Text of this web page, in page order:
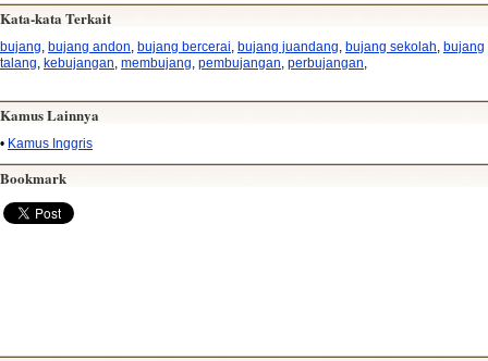
Kata-kata Terkait
bujang, bujang andon, bujang bercerai, bujang juandang, bujang sekolah, bujang
talang, kebujangan, membujang, pembujangan, perbujangan,
Kamus Lainnya
• Kamus Inggris
Bookmark